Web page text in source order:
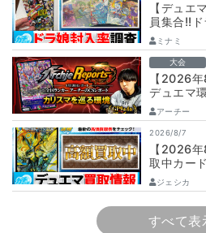
【デュエ
員集合!!ド
して封入
娘…
ミナミ
大会
【2026
デュエマ
【毎週金
アーチー
2026/8/7
【2026
取中カー
取表/相場
ジェシカ
すべて表